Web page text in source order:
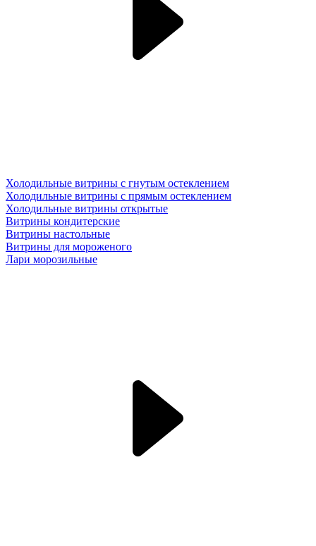
Холодильные витрины с гнутым остеклением
Холодильные витрины с прямым остеклением
Холодильные витрины открытые
Витрины кондитерские
Витрины настольные
Витрины для мороженого
Лари морозильные